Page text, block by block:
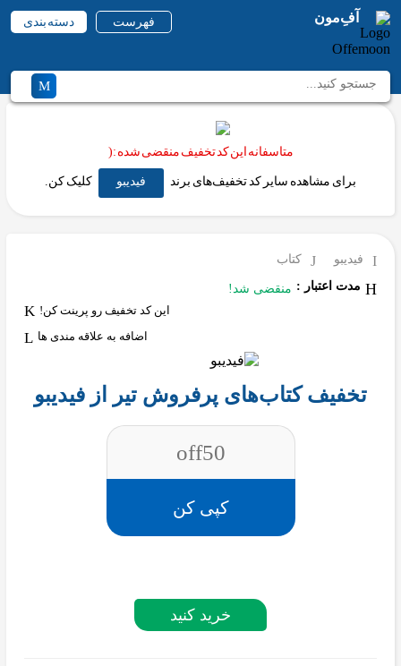
آفِ‌مون فهرست دسته بندی
متاسفانه این کد تخفیف منقضی شده :(
برای مشاهده سایر کد تخفیف‌های برند فیدیبو کلیک کن.
فیدیبو
کتاب
مدت اعتبار : منقضی شد!
این کد تخفیف رو پرینت کن!
اضافه به علاقه مندی ها
تخفیف کتاب‌های پرفروش تیر از فیدیبو
off50
کپی کن
خرید کنید